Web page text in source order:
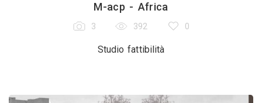
M-acp - Africa
3 392 0
Studio fattibilità